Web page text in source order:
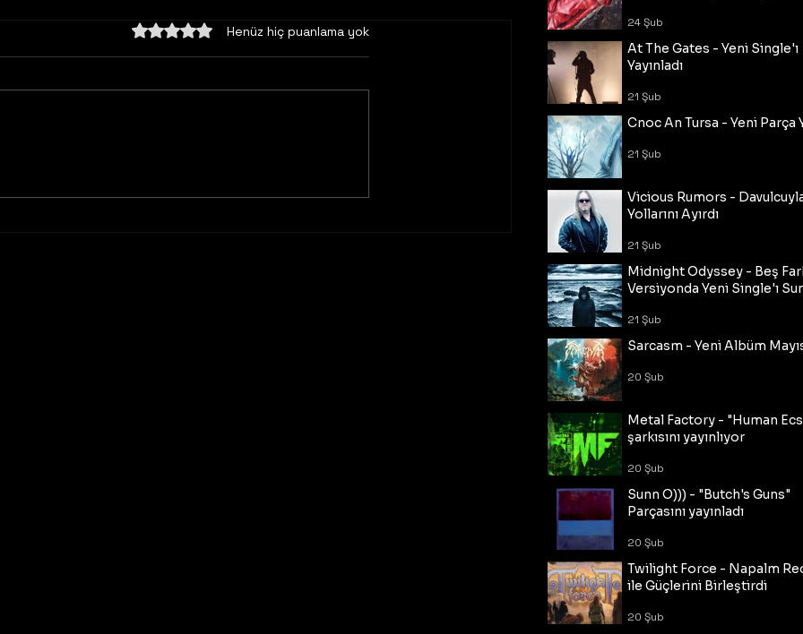
5 üzerinden 0 yıldızHenüz hiç puanlama yok
24 Şub
At The Gates - Yeni Single'ı
Yayınladı
21 Şub
Cnoc An Tursa - Yeni Parça
21 Şub
Vicious Rumors -
Yollarını Ayırdı
21 Şub
Midnight Odyssey - Beş
Versiyonda Yeni Single'ı
21 Şub
Sarcasm - Yeni Albüm
20 Şub
Metal Factory - "Human
şarkısını yayınlıyor
20 Şub
Sunn O))) - "Butch's Guns"
Parçasını yayınladı
20 Şub
Twilight Force - Napalm
ile Güçlerini Birleştirdi
20 Şub